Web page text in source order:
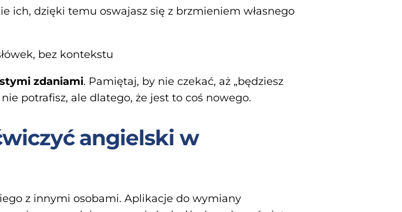
ich, dzięki temu oswajasz się z brzmieniem własnego
bez kontekstu
zdaniami. Pamiętaj, by nie czekać, aż „będziesz
potrafisz, ale dlatego, że jest to coś nowego.
angielski w
z innymi osobami. Aplikacje do wymiany